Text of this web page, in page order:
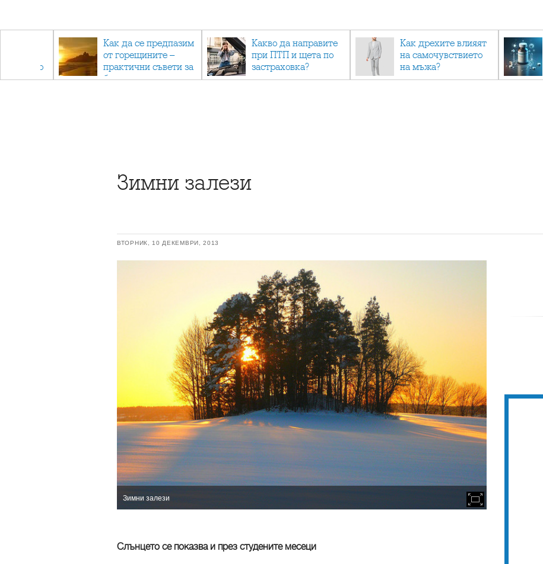
отново
Как да се предпазим
от горещините –
практични съвети за
безопасно лято
Какво да направите
при ПТП и щета по
застраховка?
Как дрехите влияят
на самочувствието
на мъжа?
Зимни залези
ВТОРНИК, 10 ДЕКЕМВРИ, 2013
Зимни залези
Слънцето се показва и през студените месеци